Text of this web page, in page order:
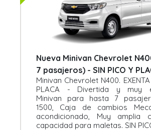
Nueva Minivan Chevrolet
7 pasajeros) - SIN PICO Y
Minivan Chevrolet N400.
PLACA - Divertida y muy
Minivan para hasta 7
1500, Caja de cambios
acondicionado, Muy amplia
capacidad para maletas. SIN